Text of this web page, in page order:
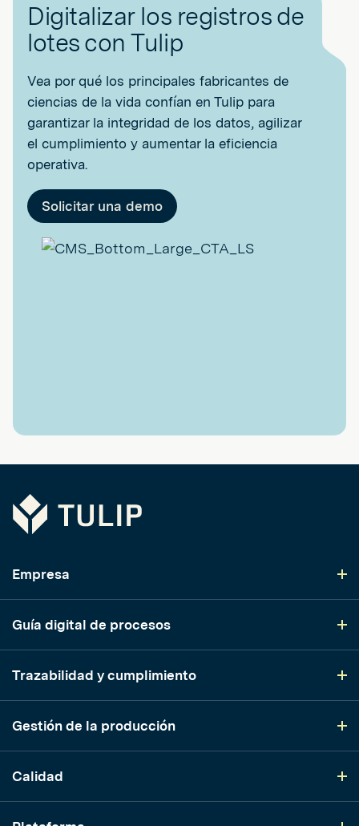
Digitalizar los registros de
lotes con Tulip
Vea por qué los principales fabricantes de
ciencias de la vida confían en Tulip para
garantizar la integridad de los datos, agilizar
el cumplimiento y aumentar la eficiencia
operativa.
Solicitar una demo
Tulip
Empresa
Guía digital de procesos
Trazabilidad y cumplimiento
Gestión de la producción
Calidad